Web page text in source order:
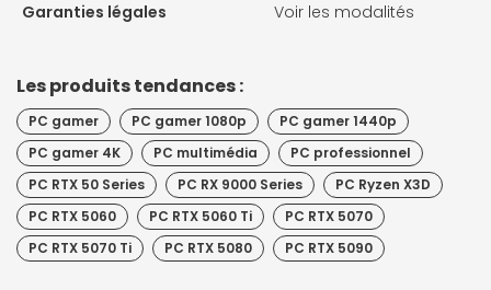
Garanties légales
Voir les modalités
Les produits tendances :
PC gamer PC gamer 1080p
PC gamer 1440p
PC gamer 4K
PC multimédia
PC professionnel
PC RTX 50 Series
PC RX 9000 Series
PC Ryzen X3D
PC RTX 5060
PC RTX 5060 Ti
PC RTX 5070
PC RTX 5070 Ti
PC RTX 5080 PC RTX 5090